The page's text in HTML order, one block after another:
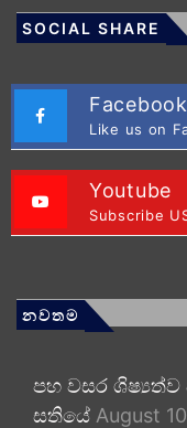
SOCIAL SHARE
Facebook
Like us on
Youtube
Subscribe
නවතම
පහ වසර ශිෂ්‍යත්ව
සතියේ August